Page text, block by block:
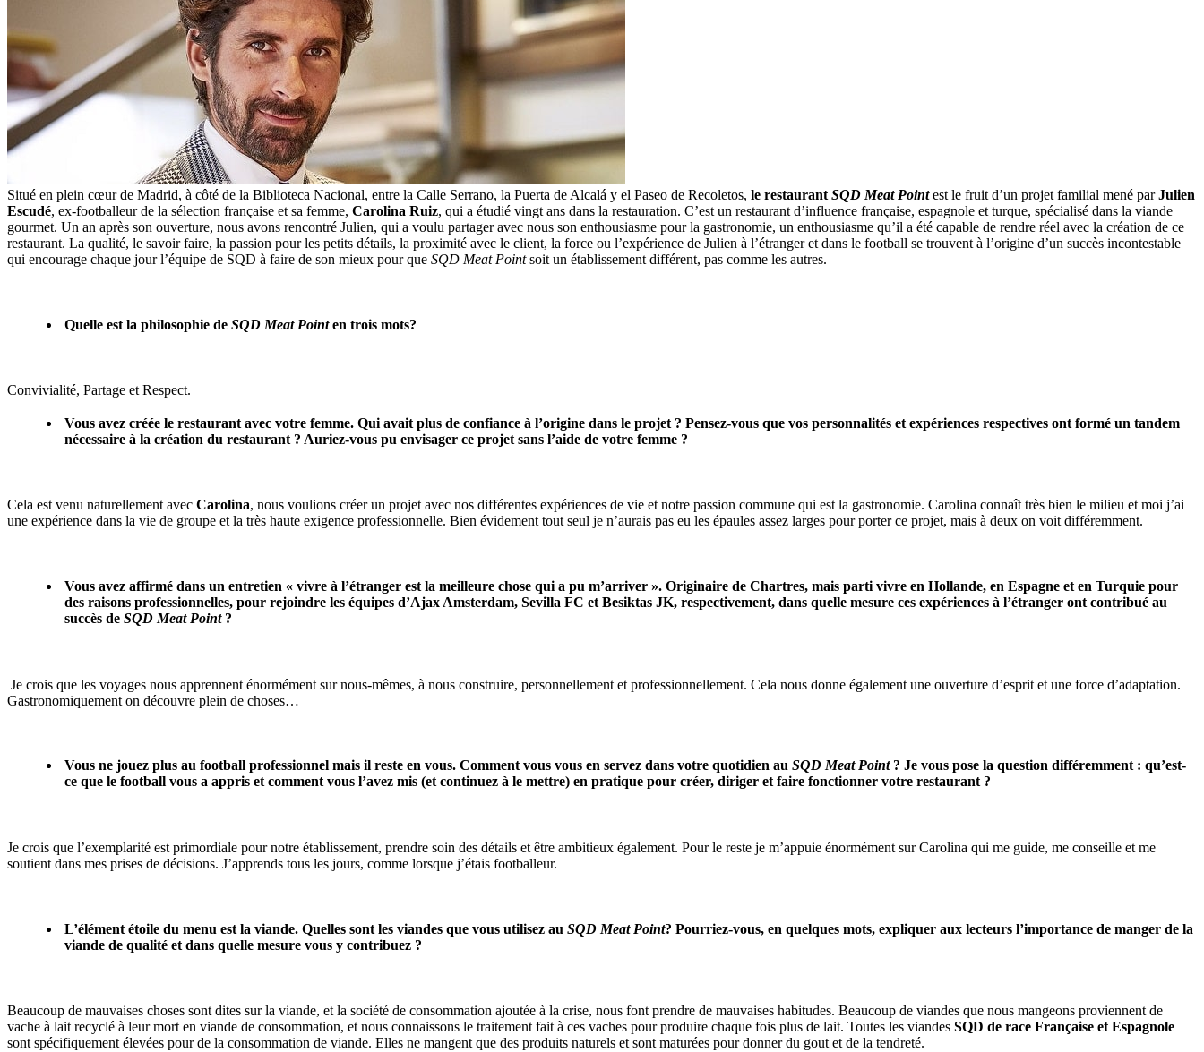
Situé en plein cœur de Madrid, à côté de la Biblioteca Nacional, entre la Calle Serrano, la Puerta de Alcalá y el Paseo de Recoletos, le restaurant SQD Meat Point est le fruit d’un projet familial mené parJulien
Escudé, ex-footballeur de la sélection française et sa femme, Carolina Ruiz, qui a étudié vingt ans dans la restauration. C’est un restaurant d’influence française, espagnole et turque, spécialisé dans la viande
gourmet. Un an après son ouverture, nous avons rencontré Julien, qui a voulu partager avec nous son enthousiasme pour la gastronomie, un enthousiasme qu’il a été capable de rendre réel avec la création de ce
restaurant. La qualité, le savoir faire, la passion pour les petits détails, la proximité avec le client, la force ou l’expérience de Julien à l’étranger et dans le football se trouvent à l’origine d’un succès incontestable
qui encourage chaque jour l’équipe de SQD à faire de son mieux pour que SQD Meat Pointsoit un établissement différent, pas comme les autres.
Quelle est la philosophie de SQD Meat Pointen trois mots?
Convivialité, Partage et Respect.
Vous avez créée le restaurant avec votre femme. Qui avait plus de confiance à l’origine dans le projet ? Pensez-vous que vos personnalités et expériences respectives ont formé un tandem
nécessaire à la création du restaurant ? Auriez-vous pu envisager ce projet sans l’aide de votre femme ?
Cela est venu naturellement avec Carolina, nous voulions créer un projet avec nos différentes expériences de vie et notre passion commune qui est la gastronomie. Carolina connaît très bien le milieu et moi j’ai
une expérience dans la vie de groupe et la très haute exigence professionnelle. Bien évidement tout seul je n’aurais pas eu les épaules assez larges pour porter ce projet, mais à deux on voit différemment.
Vous avez affirmé dans un entretien « vivre à l’étranger est la meilleure chose qui a pu m’arriver ». Originaire de Chartres, mais parti vivre en Hollande, en Espagne et en Turquie pour
des raisons professionnelles, pour rejoindre les équipes d’Ajax Amsterdam, Sevilla FC et Besiktas JK, respectivement, dans quelle mesure ces expériences à l’étranger ont contribué au
succès de SQD Meat Point ?
Je crois que les voyages nous apprennent énormément sur nous-mêmes, à nous construire, personnellement et professionnellement. Cela nous donne également une ouverture d’esprit et une force d’adaptation.
Gastronomiquement on découvre plein de choses…
Vous ne jouez plus au football professionnel mais il reste en vous. Comment vous vous en servez dans votre quotidien au SQD Meat Point ? Je vous pose la question différemment : qu’est-
ce que le football vous a appris et comment vous l’avez mis (et continuez à le mettre) en pratique pour créer, diriger et faire fonctionner votre restaurant ?
Je crois que l’exemplarité est primordiale pour notre établissement, prendre soin des détails et être ambitieux également. Pour le reste je m’appuie énormément sur Carolina qui me guide, me conseille et me
soutient dans mes prises de décisions. J’apprends tous les jours, comme lorsque j’étais footballeur.
L’élément étoile du menu est la viande. Quelles sont les viandes que vous utilisez au SQD Meat Point? Pourriez-vous, en quelques mots, expliquer aux lecteurs l’importance de manger de la
viande de qualité et dans quelle mesure vous y contribuez ?
Beaucoup de mauvaises choses sont dites sur la viande, et la société de consommation ajoutée à la crise, nous font prendre de mauvaises habitudes. Beaucoup de viandes que nous mangeons proviennent de
vache à lait recyclé à leur mort en viande de consommation, et nous connaissons le traitement fait à ces vaches pour produire chaque fois plus de lait. Toutes les viandes SQD de race Française et Espagnole
sont spécifiquement élevées pour de la consommation de viande. Elles ne mangent que des produits naturels et sont maturées pour donner du gout et de la tendreté.